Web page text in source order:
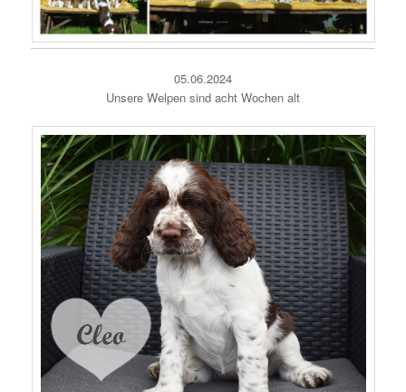
05.06.2024
Unsere Welpen sind acht Wochen alt